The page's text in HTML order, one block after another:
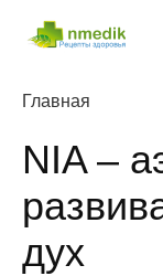
Главная
NIA –
дух